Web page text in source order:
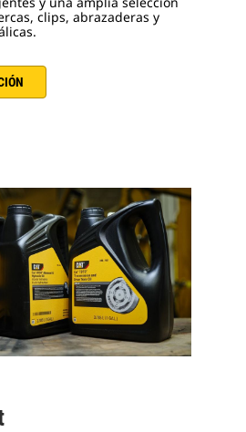
clips, abrazaderas y